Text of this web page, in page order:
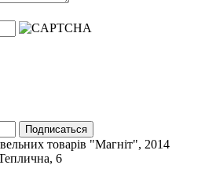
Подписаться
товарів "Магніт", 2014
6